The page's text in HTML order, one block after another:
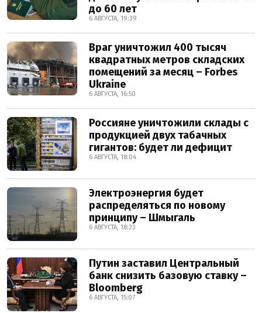
до 60 лет
6 АВГУСТА, 19:39
Враг уничтожил 400 тысяч
квадратных метров складских
помещений за месяц – Forbes
Ukraine
6 АВГУСТА, 16:50
Россияне уничтожили склады с
продукцией двух табачных
гигантов: будет ли дефицит
6 АВГУСТА, 18:04
Электроэнергия будет
распределяться по новому
принципу – Шмыгаль
6 АВГУСТА, 18:23
Путин заставил Центральный
банк снизить базовую ставку –
Bloomberg
6 АВГУСТА, 15:07